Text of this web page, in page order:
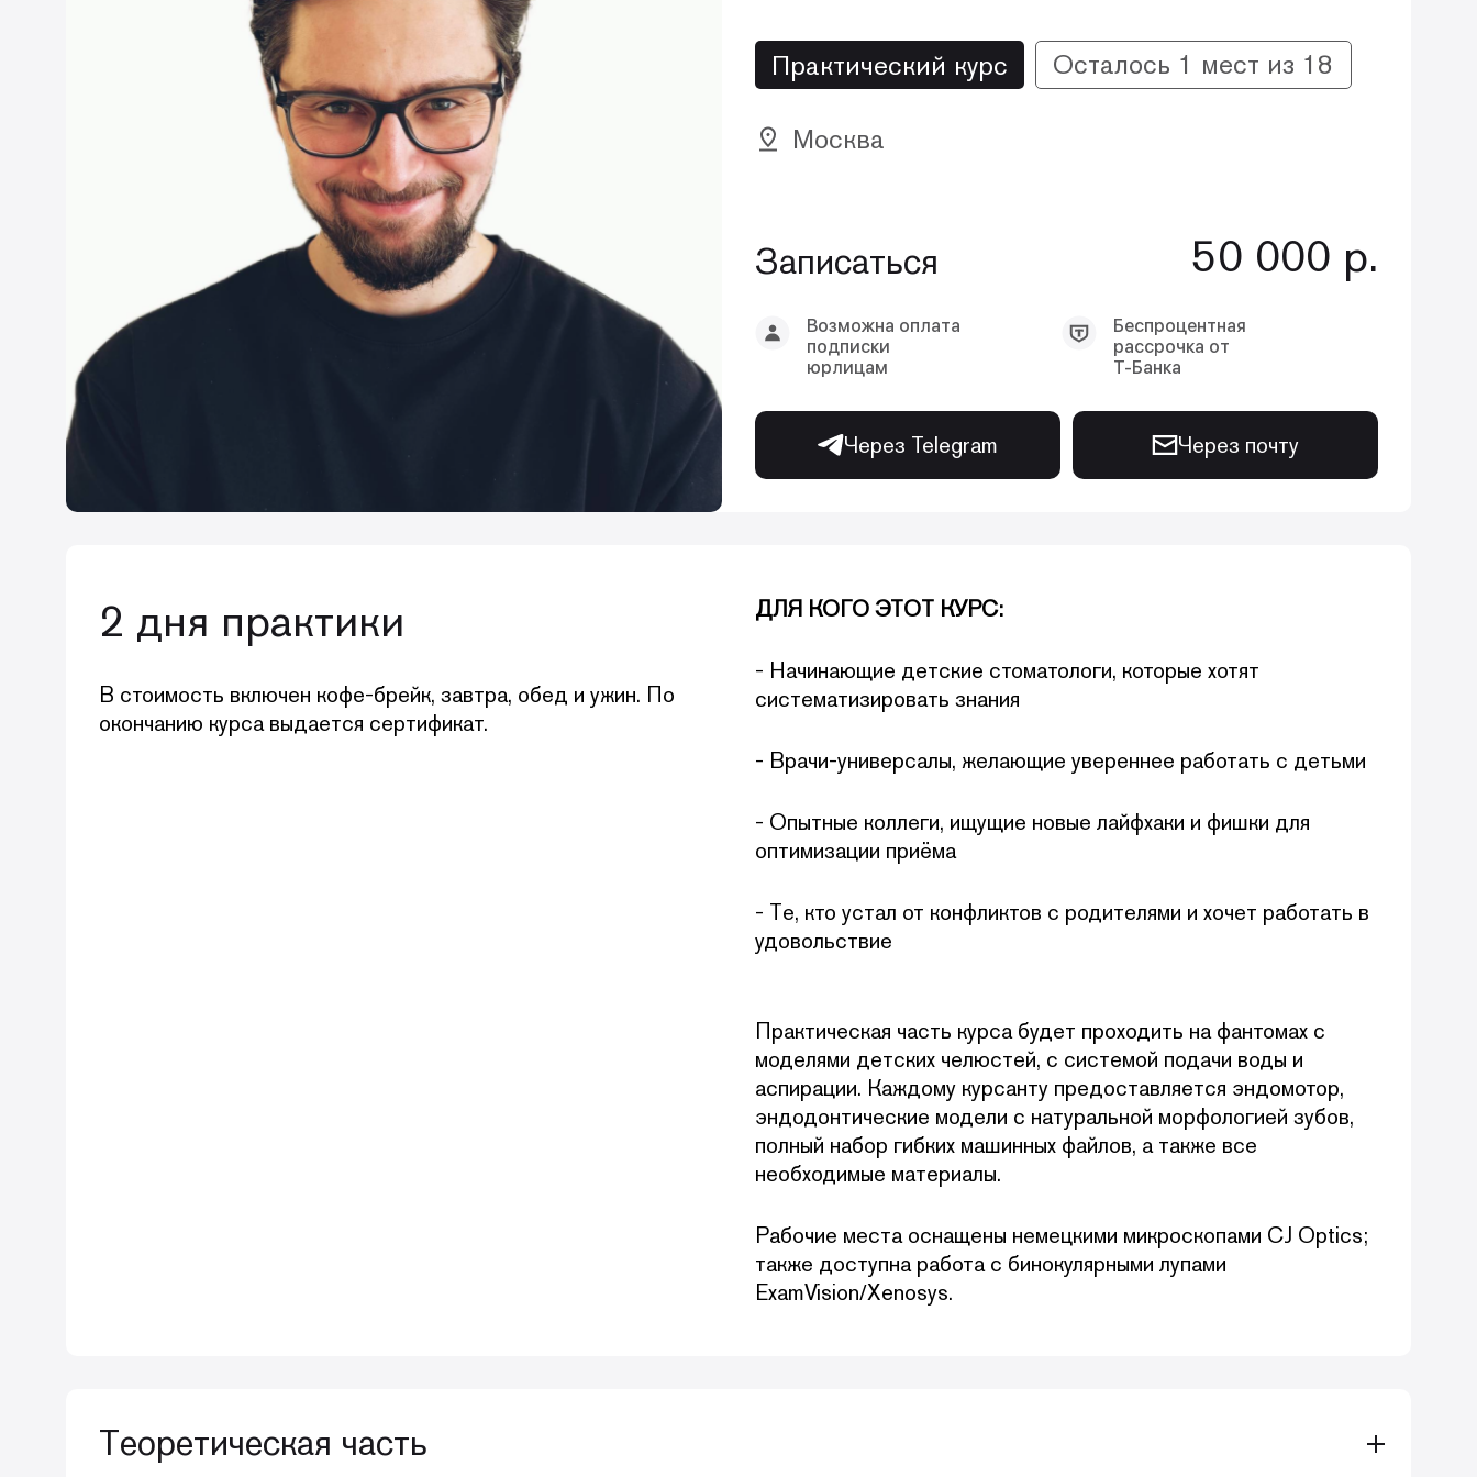
Практический курс Осталось 1 мест из 18
Москва
Записаться 50 000 р.
Возможна оплата
подписки
юрлицам
Беспроцентная
рассрочка от
Т-Банка
Через Telegram Через почту
2 дня практики
В стоимость включен кофе-брейк, завтра, обед и ужин. По
окончанию курса выдается сертификат.
ДЛЯ КОГО ЭТОТ КУРС:
- Начинающие детские стоматологи, которые хотят
систематизировать знания
- Врачи-универсалы, желающие увереннее работать с детьми
- Опытные коллеги, ищущие новые лайфхаки и фишки для
оптимизации приёма
- Те, кто устал от конфликтов с родителями и хочет работать в
удовольствие
Практическая часть курса будет проходить на фантомах с
моделями детских челюстей, с системой подачи воды и
аспирации. Каждому курсанту предоставляется эндомотор,
эндодонтические модели с натуральной морфологией зубов,
полный набор гибких машинных файлов, а также все
необходимые материалы.
Рабочие места оснащены немецкими микроскопами CJ Optics;
также доступна работа с бинокулярными лупами
ExamVision/Xenosys.
Теоретическая часть